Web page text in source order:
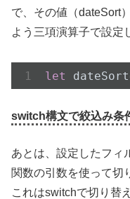
で、その値（dateSort
よう三項演算子で設定
let
switch構文で絞込み条
あとは、設定したフィ
関数の引数を使って切
これはswitchで切り替